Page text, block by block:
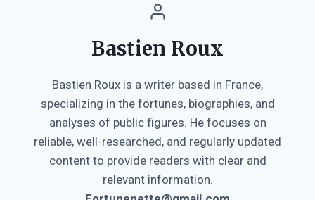
Bastien Roux
Bastien Roux is a writer based in France,
specializing in the fortunes, biographies, and
analyses of public figures. He focuses on
reliable, well-researched, and regularly updated
content to provide readers with clear and
relevant information.